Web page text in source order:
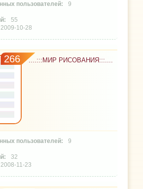
9
55
2009-10-28
266 ....:::МИР РИСОВАНИЯ:::....
9
32
2008-11-23